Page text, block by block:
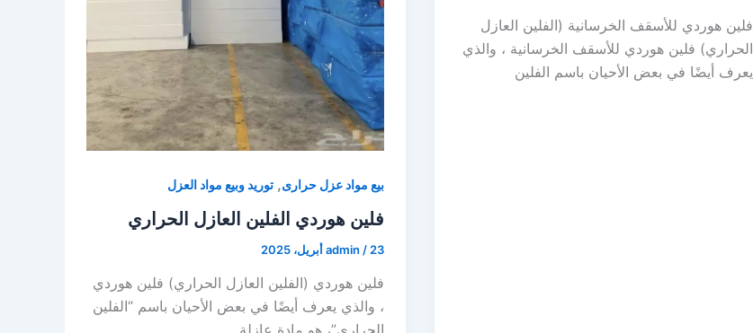
فلين هوردي للأسقف الخرسانية (الفلين العازل
الحراري) فلين هوردي للأسقف الخرسانية ، والذي
يعرف أيضًا في بعض الأحيان باسم الفلين
بيع مواد عزل حرارى,توريد وبيع مواد العزل
فلين هوردي الفلين العازل الحراري
admin / 23 أبريل، 2025
فلين هوردي (الفلين العازل الحراري) فلين هوردي
، والذي يعرف أيضًا في بعض الأحيان باسم “الفلين